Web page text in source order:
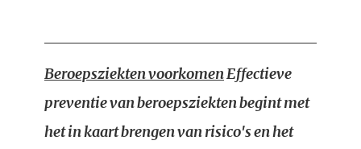
Beroepsziekten voorkomenEffectieve
preventie van beroepsziekten begint met
het in kaart brengen van risico's en het